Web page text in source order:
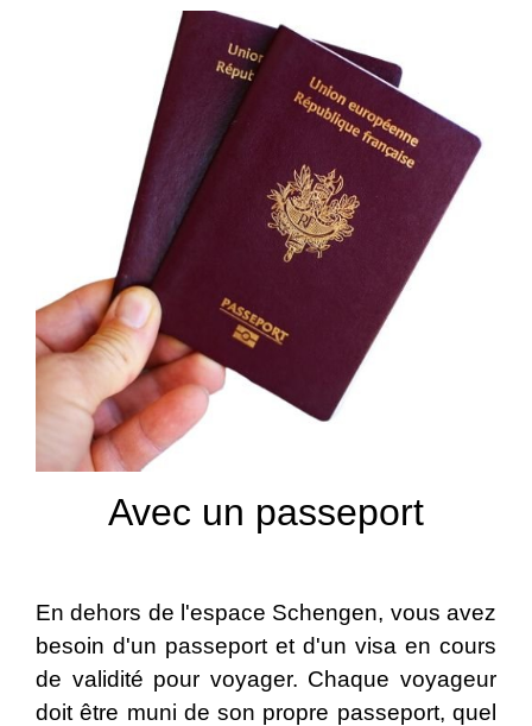
Avec un passeport
En dehors de l'espace Schengen, vous avez
besoin d'un passeport et d'un visa en cours
de validité pour voyager. Chaque voyageur
doit être muni de son propre passeport, quel